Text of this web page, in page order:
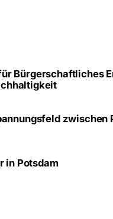
Bürgerschaftliches
zwischen
in Potsdam